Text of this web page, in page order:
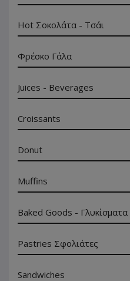
Hot Σοκολάτα - Τσάι
Φρέσκο Γάλα
Juices - Beverages
Croissants
Donut
Muffins
Baked Goods - Γλυκίσματα
Pastries Σφολιάτες
Sandwiches